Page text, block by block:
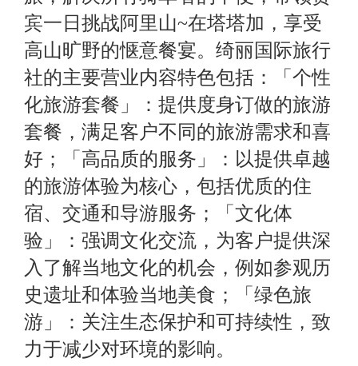
宾一日挑战阿里山~在塔塔加，享受
高山旷野的惬意餐宴。绮丽国际旅行
社的主要营业内容特色包括：「个性
化旅游套餐」：提供度身订做的旅游
套餐，满足客户不同的旅游需求和喜
好；「高品质的服务」：以提供卓越
的旅游体验为核心，包括优质的住
宿、交通和导游服务；「文化体
验」：强调文化交流，为客户提供深
入了解当地文化的机会，例如参观历
史遗址和体验当地美食；「绿色旅
游」：关注生态保护和可持续性，致
力于减少对环境的影响。